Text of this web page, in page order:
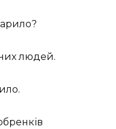
людей.